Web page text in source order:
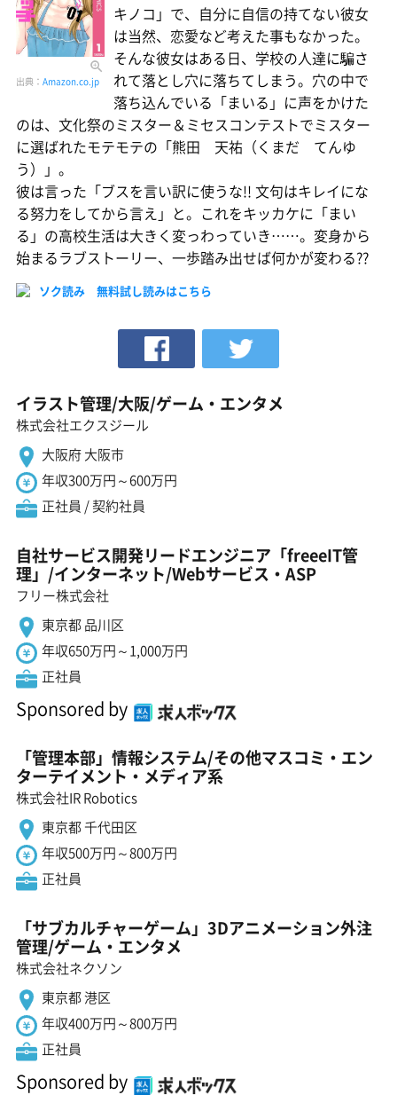
出典： Amazon.co.jp
キノコ」で、自分に自信の持てない彼女
は当然、恋愛など考えた事もなかった。
そんな彼女はある日、学校の人達に騙さ
れて落とし穴に落ちてしまう。穴の中で
落ち込んでいる「まいる」に声をかけた
のは、文化祭のミスター＆ミセスコンテストでミスター
に選ばれたモテモテの「熊田 天祐（くまだ てんゆ
う）」。
彼は言った「ブスを言い訳に使うな!! 文句はキレイにな
る努力をしてから言え」と。これをキッカケに「まい
る」の高校生活は大きく変っわっていき……。変身から
始まるラブストーリー、一歩踏み出せば何かが変わる??
ソク読み 無料試し読みはこちら
イラスト管理/大阪/ゲーム・エンタメ
株式会社エクスジール
大阪府 大阪市
年収300万円～600万円
正社員 / 契約社員
自社サービス開発リードエンジニア「freeeIT管
理」/インターネット/Webサービス・ASP
フリー株式会社
東京都 品川区
年収650万円～1,000万円
正社員
Sponsored by
「管理本部」情報システム/その他マスコミ・エン
ターテイメント・メディア系
株式会社IR Robotics
東京都 千代田区
年収500万円～800万円
正社員
「サブカルチャーゲーム」3Dアニメーション外注
管理/ゲーム・エンタメ
株式会社ネクソン
東京都 港区
年収400万円～800万円
正社員
Sponsored by